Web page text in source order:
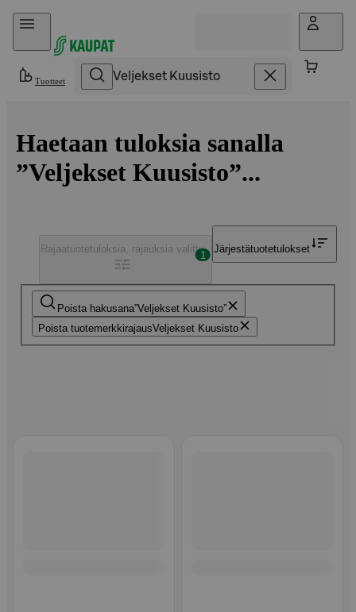
Hyppää sisältöön
Tuotteet
Haetaan tuloksia sanalla
”Veljekset Kuusisto”...
Poista hakusana Veljekset Kuusisto
Poista tuotemerkkirajausVeljekset Kuusisto
Rajaatuotetuloksia, rajauksia valittu
1
Järjestätuotetulokset